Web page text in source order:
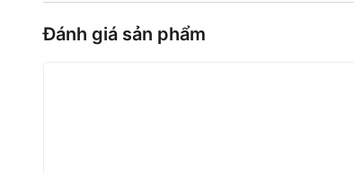
Đánh giá sản phẩm